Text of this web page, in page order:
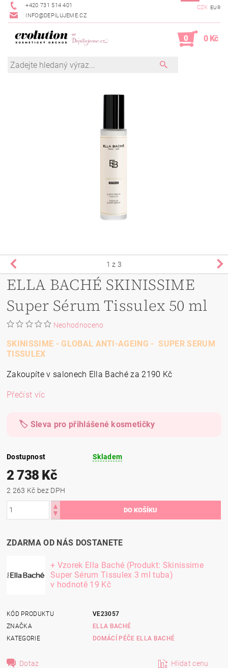
+420 731 514 401
INFO@DEPILUJEME.CZ
CZK EUR
0 0 Kč
1 z 3
ELLA BACHÉ SKINISSIME
Super Sérum Tissulex 50 ml
Neohodnoceno
SKINISSIME - GLOBAL ANTI-AGEING - SUPER SERUM
TISSULEX
Zakoupíte v salonech Ella Baché za 2190 Kč
Přečíst víc
🏷️ Sleva pro přihlášené kosmetičky
Dostupnost Skladem
2 738 Kč
2 263 Kč bez DPH
ZDARMA OD NÁS DOSTANETE
+ Vzorek Ella Baché (Produkt: Skinissime
Super Sérum Tissulex 3 ml tuba)
v hodnotě 19 Kč
KÓD PRODUKTU
VE23057
ZNAČKA
ELLA BACHÉ
KATEGORIE
DOMÁCÍ PÉČE ELLA BACHÉ
Dotaz Hlídat cenu